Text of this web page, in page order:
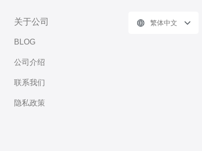
关于公司
BLOG
公司介绍
联系我们
隐私政策
繁体中文